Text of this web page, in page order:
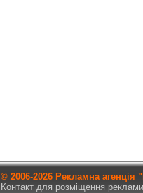
© 2006-2026 Рекламна
Контакт для розміщення